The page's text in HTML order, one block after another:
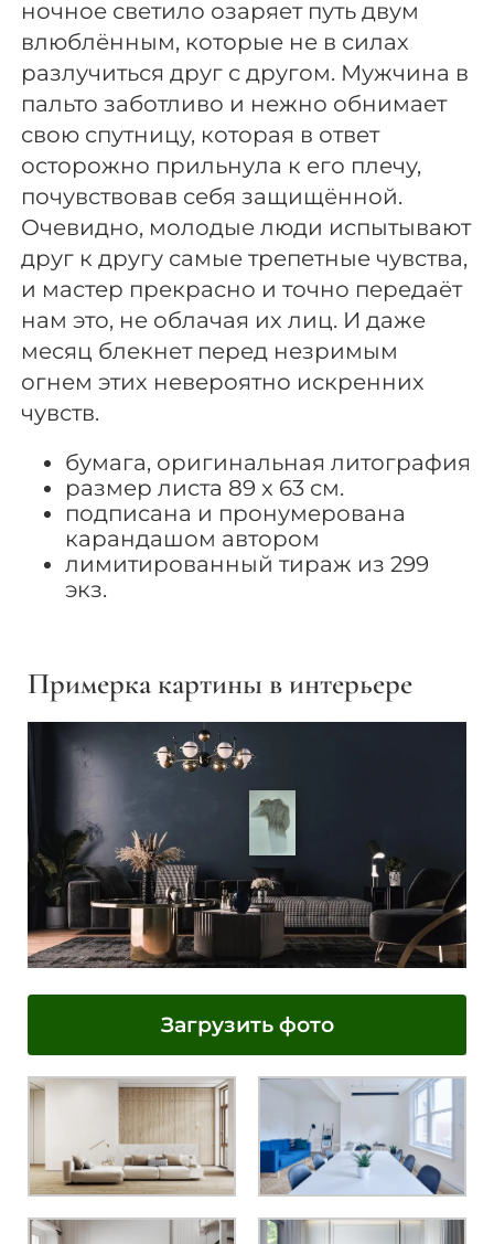
ночное светило озаряет путь двум
влюблённым, которые не в силах
разлучиться друг с другом. Мужчина в
пальто заботливо и нежно обнимает
свою спутницу, которая в ответ
осторожно прильнула к его плечу,
почувствовав себя защищённой.
Очевидно, молодые люди испытывают
друг к другу самые трепетные чувства,
и мастер прекрасно и точно передаёт
нам это, не облачая их лиц. И даже
месяц блекнет перед незримым
огнем этих невероятно искренних
чувств.
бумага, оригинальная литография
размер листа 89 x 63 см.
подписана и пронумерована
карандашом автором
лимитированный тираж из 299
экз.
Примерка картины в интерьере
Загрузить фото